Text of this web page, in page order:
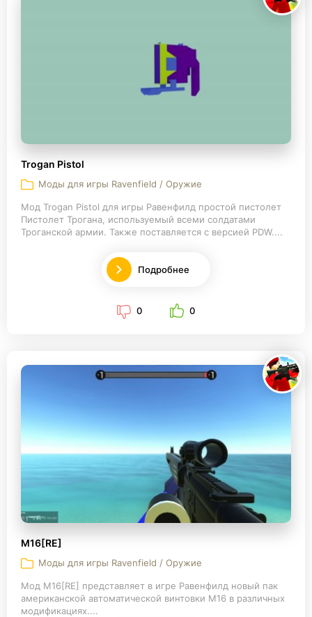
Trogan Pistol
Моды для игры Ravenfield / Оружие
Мод Trogan Pistol для игры Равенфилд простой пистолет
Пистолет Трогана, используемый всеми солдатами
Троганской армии. Также поставляется с версией PDW....
Подробнее
0 0
M16[RE]
Моды для игры Ravenfield / Оружие
Мод M16[RE] представляет в игре Равенфилд новый пак
американской автоматической винтовки M16 в различных
модификациях....